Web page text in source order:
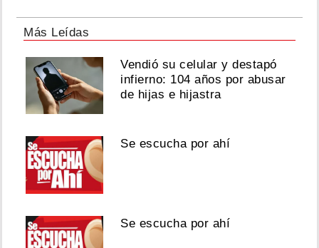
Más Leídas
Vendió su celular y destapó
infierno: 104 años por abusar
de hijas e hijastra
Se escucha por ahí
Se escucha por ahí